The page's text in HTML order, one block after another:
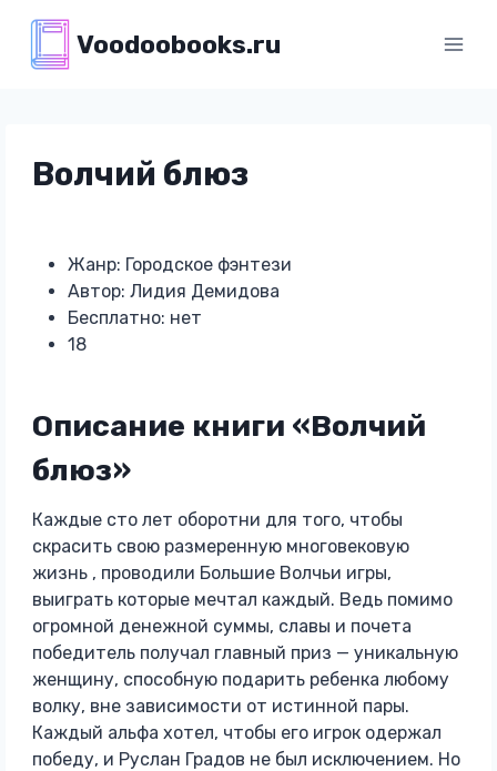
содержимому
Voodoobooks.ru
Волчий блюз
Жанр: Городское фэнтези
Автор: Лидия Демидова
Бесплатно: нет
18
Описание книги «Волчий
блюз»
Каждые сто лет оборотни для того, чтобы
скрасить свою размеренную многовековую
жизнь , проводили Большие Волчьи игры,
выиграть которые мечтал каждый. Ведь помимо
огромной денежной суммы, славы и почета
победитель получал главный приз — уникальную
женщину, способную подарить ребенка любому
волку, вне зависимости от истинной пары.
Каждый альфа хотел, чтобы его игрок одержал
победу, и Руслан Градов не был исключением. Но